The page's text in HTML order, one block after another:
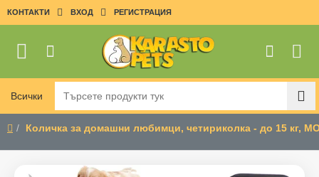
КОНТАКТИ ВХОД РЕГИСТРАЦИЯ
Всички
Търсете
продукти
тук
Количка за домашни любимци, четириколка - до 15 кг,